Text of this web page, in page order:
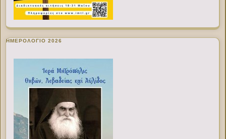
ΗΜΕΡΟΛΟΓΙΟ 2026